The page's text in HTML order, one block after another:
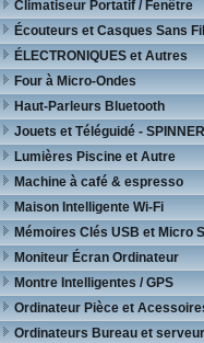
Climatiseur Portatif / Fenêtre
Écouteurs et Casques Sans Fil
ÉLECTRONIQUES et Autres
Four à Micro-Ondes
Haut-Parleurs Bluetooth
Jouets et Téléguidé - SPINNER
Lumières Piscine et Autre
Machine à café & espresso
Maison Intelligente Wi-Fi
Mémoires Clés USB et Micro
Moniteur Écran Ordinateur
Montre Intelligentes / GPS
Ordinateur Pièce et
Ordinateurs Bureau et serveur